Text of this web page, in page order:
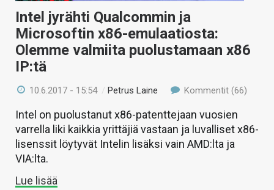
Intel jyrähti Qualcommin ja
Microsoftin x86-emulaatiosta:
Olemme valmiita puolustamaan x86
IP:tä
10.6.2017 - 15:54 /Petrus Laine Kommentit (66)
Intel on puolustanut x86-patenttejaan vuosien
varrella liki kaikkia yrittäjiä vastaan ja luvalliset x86-
lisenssit löytyvät Intelin lisäksi vain AMD:lta ja
VIA:lta.
Lue lisää